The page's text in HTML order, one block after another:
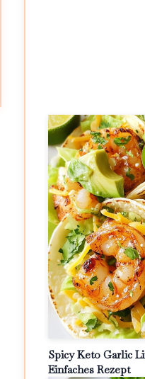
Spicy Keto Garlic
Einfaches Rezept